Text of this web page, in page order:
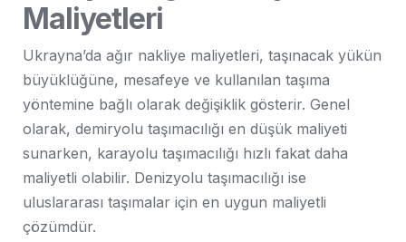
Maliyetleri
Ukrayna’da ağır nakliye maliyetleri, taşınacak yükün
büyüklüğüne, mesafeye ve kullanılan taşıma
yöntemine bağlı olarak değişiklik gösterir. Genel
olarak, demiryolu taşımacılığı en düşük maliyeti
sunarken, karayolu taşımacılığı hızlı fakat daha
maliyetli olabilir. Denizyolu taşımacılığı ise
uluslararası taşımalar için en uygun maliyetli
çözümdür.